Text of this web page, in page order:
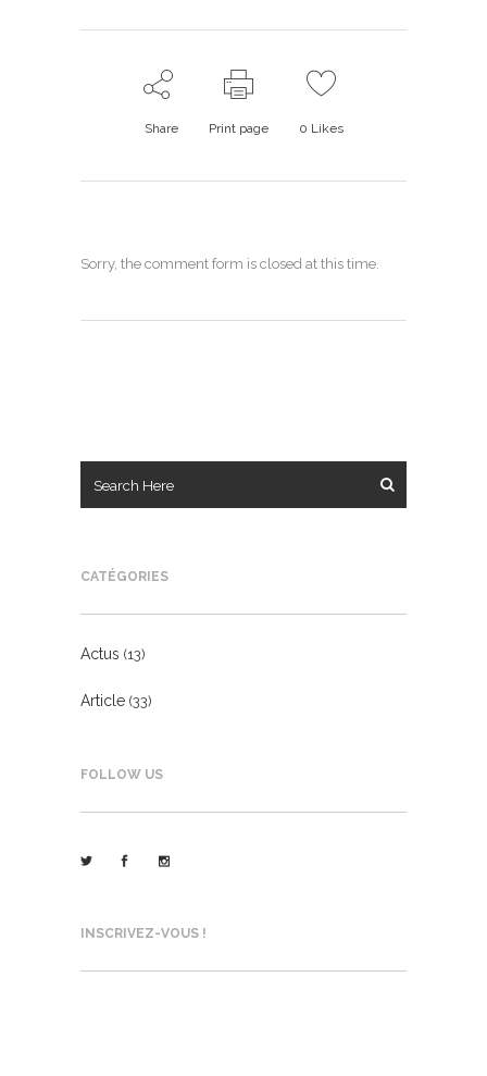
Share Print page 0 Likes
Sorry, the comment form is closed at this time.
CATÉGORIES
Actus (13)
Article (33)
FOLLOW US
INSCRIVEZ-VOUS !